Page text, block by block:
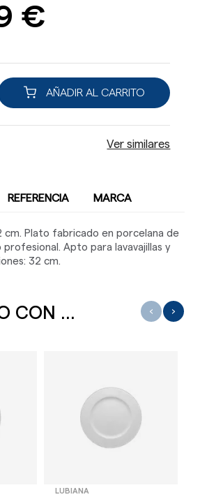
€
AÑADIR AL CARRITO
Ver similares
REFERENCIA MARCA
cm. Plato fabricado en porcelana de
profesional. Apto para lavavajillas y
32 cm.
CON ...
LUBIANA
‹ ›